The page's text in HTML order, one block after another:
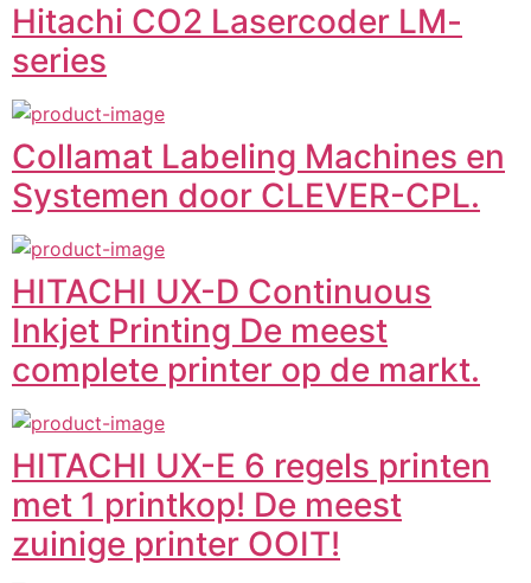
Hitachi CO2 Lasercoder LM-
series
Collamat Labeling Machines en
Systemen door CLEVER-CPL.
HITACHI UX-D Continuous
Inkjet Printing De meest
complete printer op de markt.
HITACHI UX-E 6 regels printen
met 1 printkop! De meest
zuinige printer OOIT!